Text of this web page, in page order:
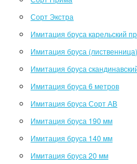
Сорт Экстра
Имитация бруса карельский
Имитация бруса (лиственница)
Имитация бруса
Имитация бруса 6 метров
Имитация бруса Сорт АВ
Имитация бруса 190 мм
Имитация бруса 140 мм
Имитация бруса 20 мм